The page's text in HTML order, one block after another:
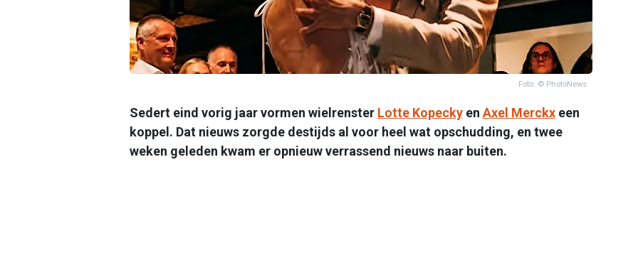
Foto: © PhotoNews
Sedert eind vorig jaar vormen wielrenster Lotte Kopeckyen Axel Merckxeen
koppel. Dat nieuws zorgde destijds al voor heel wat opschudding, en twee
weken geleden kwam er opnieuw verrassend nieuws naar buiten.